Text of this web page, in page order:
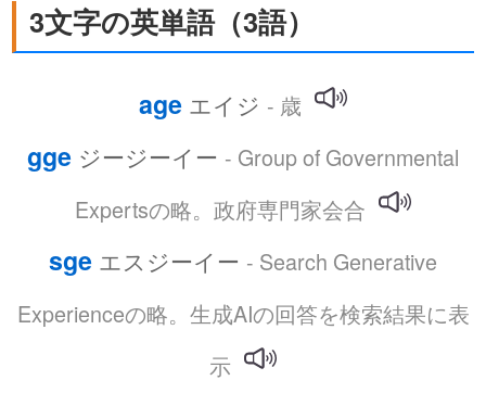
3文字の英単語（3語）
age エイジ - 歳
gge ジージーイー - Group of Governmental
Expertsの略。政府専門家会合
sge エスジーイー - Search Generative
Experienceの略。生成AIの回答を検索結果に表
示